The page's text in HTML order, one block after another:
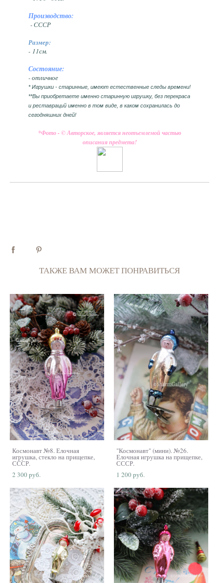
Производство:
- СССР
Размер:
- 11см.
Состояние:
- отличное
* Игрушки - старинные, имеют естественные следы времени!
**Вы приобретаете именно старинную игрушку, без перекраса
и реставраций именно в том виде, в каком сохранилась до
сегодняшних дней!
*Фото - © Авторское, является неотъемлемой частью
описания предмета!
ТАКЖЕ ВАМ МОЖЕТ ПОНРАВИТЬСЯ
Космонавт №8. Елочная
игрушка, стекло на прищепке,
СССР.
2 300 pуб.
"Космонавт" (мини). №26.
Елочная игрушка на прищепке,
СССР.
1 200 pуб.